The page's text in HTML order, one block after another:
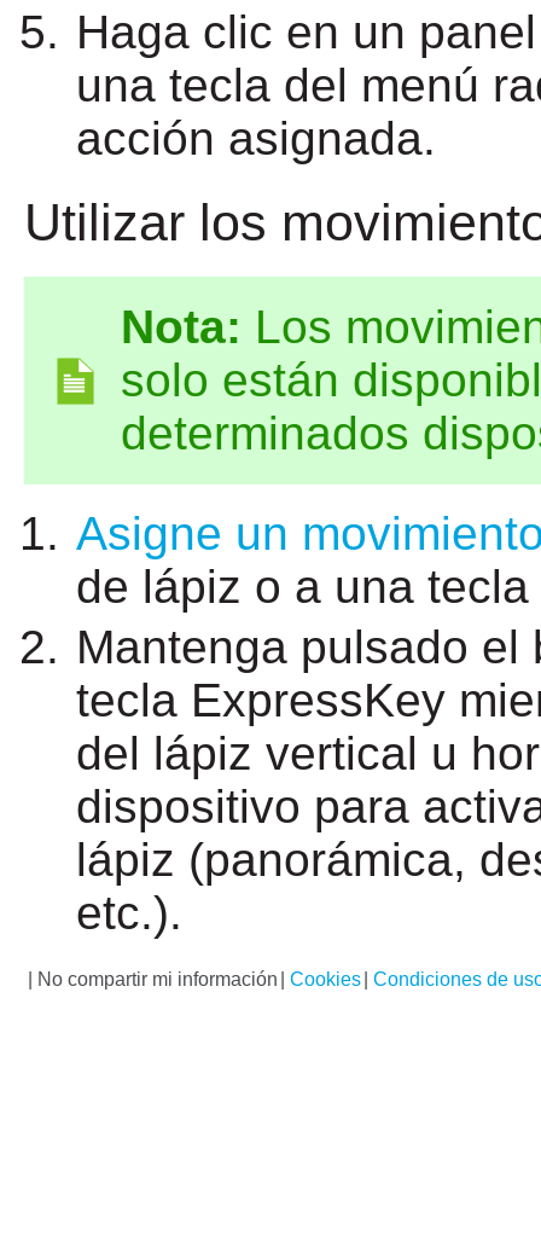
Haga clic en un
una tecla del menú
acción asignada.
Utilizar los
Nota: Los
solo están
determinados
Asigne un
de lápiz o a una
Mantenga pulsado
tecla ExpressKey
del lápiz vertical u
dispositivo para
lápiz (panorámica,
etc.).
No compartir mi información Cookies Condiciones de